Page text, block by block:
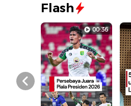
Flash
00:36
Prev